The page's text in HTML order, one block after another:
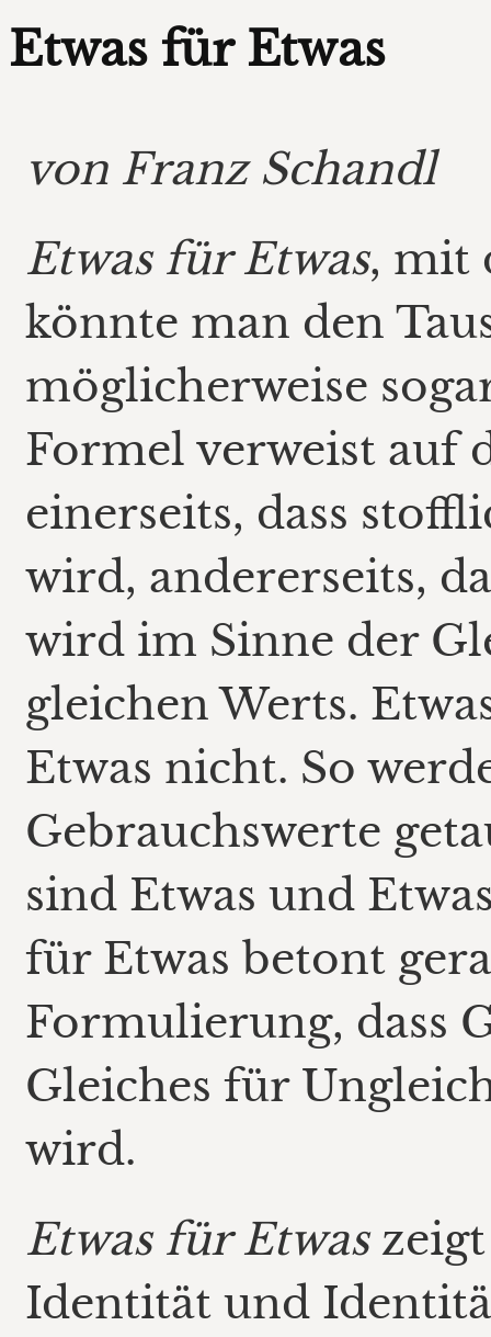
Etwas für Etwas
von Franz Schandl
Etwas für Etwas, mit
könnte man den
möglicherweise
Formel verweist auf
einerseits, dass
wird, andererseits,
wird im Sinne der
gleichen Werts.
Etwas nicht. So
Gebrauchswerte
sind Etwas und
für Etwas betont
Formulierung, dass
Gleiches für
wird.
Etwas für Etwaszeigt
Identität und